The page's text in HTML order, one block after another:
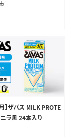
】ザバス MILK PROTE
ラ風 24本入り